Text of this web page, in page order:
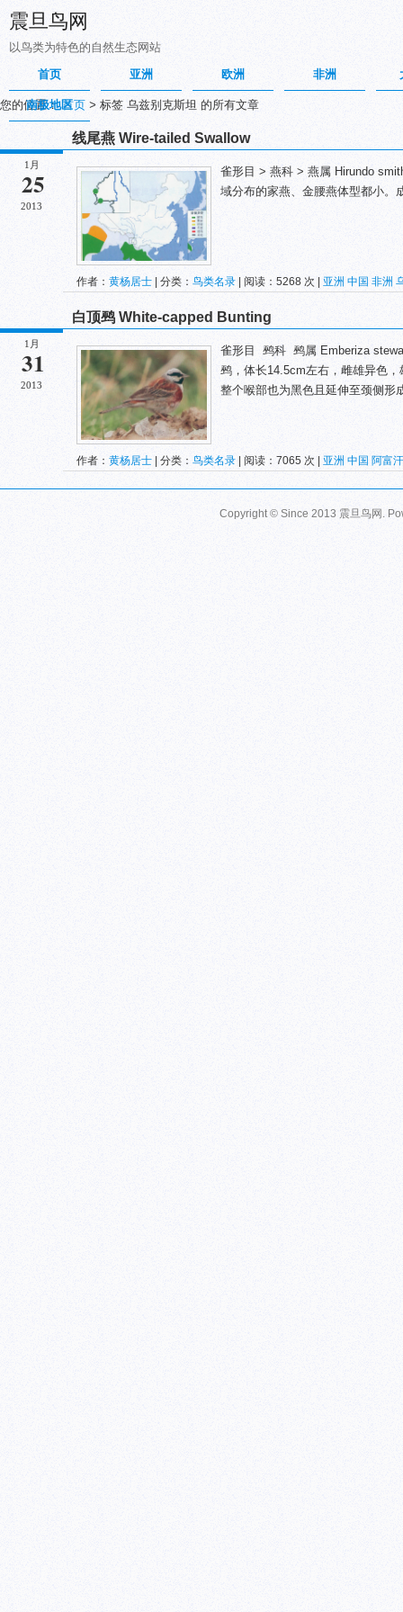
震旦鸟网
以鸟类为特色的自然生态网站
首页
亚洲 欧洲 非洲
南极地区
您的位置：首页 > 标签 乌兹别克斯坦 的所有文章
1月
25
2013
线尾燕 Wire-tailed Swallow
雀形目 > 燕科 > 燕属 Hirundo
域分布的家燕、金腰燕体型都小。
作者： 黄杨居士 | 分类： 鸟类名录 | 阅读：5268 次 | 亚洲 中国 非洲
1月
31
2013
白顶鹀 White-capped Bunting
雀形目 鹀科 鹀属 Emberiza
鹀，体长14.5cm左右，雌雄异色
整个喉部也为黑色且延伸至颈侧形
作者： 黄杨居士 | 分类： 鸟类名录 | 阅读：7065 次 | 亚洲 中国 阿富汗
Copyright © Since 2013 震旦鸟网 .